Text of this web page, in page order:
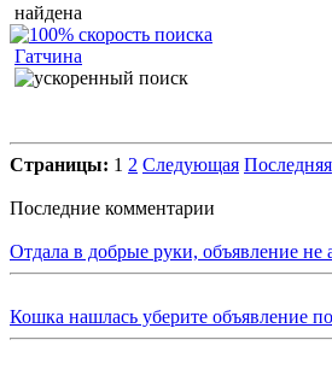
найдена
Гатчина
Страницы: 1 2 Следующая Последняя
Последние комментарии
Отдала в добрые руки, объявление не
Кошка нашлась уберите объявление